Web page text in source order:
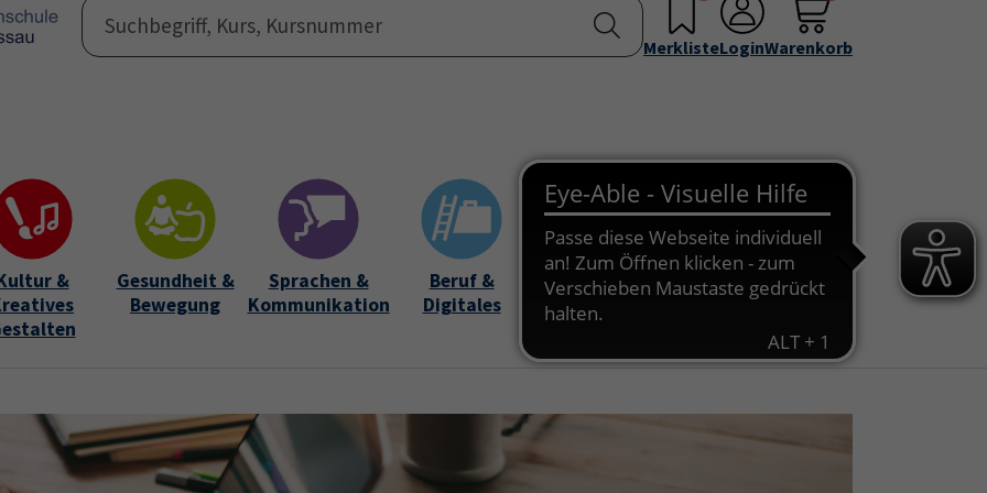
Programm Submenu for "Programm"Submenu for "Außenstellen"
Service & Info Submenu for "Service & Info"
Über uns
MerklisteLoginWarenkorb
&
Gesundheit &
Bewegung
Sprachen &
Kommunikation
Beruf &
Digitales
Onlinekurse